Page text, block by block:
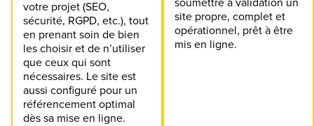
votre projet (SEO,
sécurité, RGPD, etc.), tout
en prenant soin de bien
les choisir et de n’utiliser
que ceux qui sont
nécessaires. Le site est
aussi configuré pour un
référencement optimal
dès sa mise en ligne.
site propre, complet et
opérationnel, prêt à être
mis en ligne.